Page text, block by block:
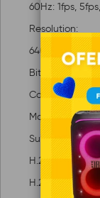
60Hz: 1fps,
Resolution:
640x480,
Bit Rate
Compressão
Main Stream:
Sub-Stream:
H.264 Type:
H.264+: Main